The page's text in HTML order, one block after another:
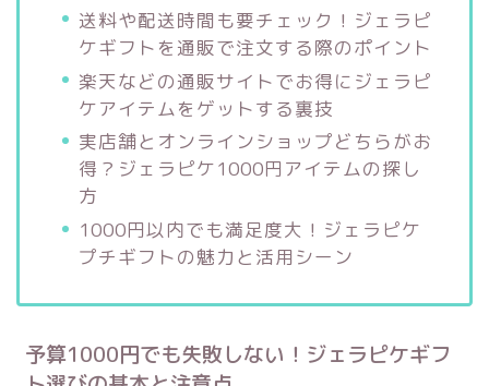
送料や配送時間も要チェック！ジェラピ
ケギフトを通販で注文する際のポイント
楽天などの通販サイトでお得にジェラピ
ケアイテムをゲットする裏技
実店舗とオンラインショップどちらがお
得？ジェラピケ1000円アイテムの探し
方
1000円以内でも満足度大！ジェラピケ
プチギフトの魅力と活用シーン
予算1000円でも失敗しない！ジェラピケギフ